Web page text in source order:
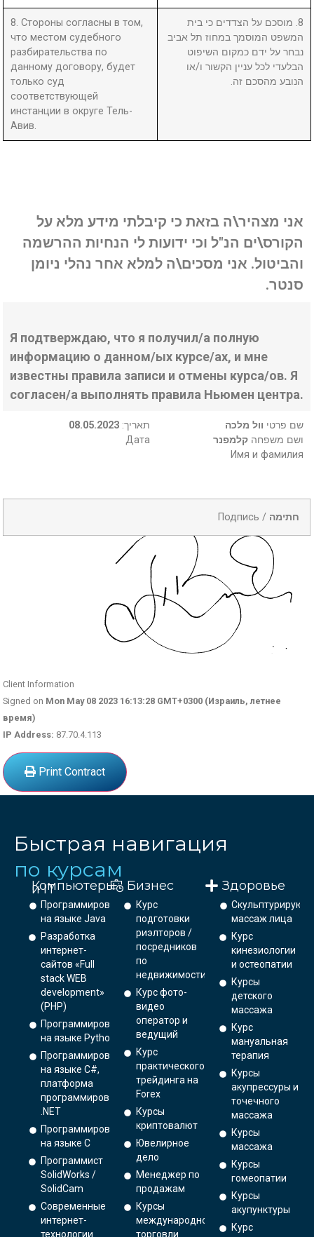
8. Стороны согласны в том,
что местом судебного
разбирательства по
данному договору, будет
только суд
соответствующей
инстанции в округе Тель-
Авив.
8. מוסכם על הצדדים כי בית
המשפט המוסמך במחוז תל אביב
נבחר על ידם כמקום השיפוט
הבלעדי לכל עניין הקשור ו/או
הנובע מהסכם זה.
אני מצהיר\ה בזאת כי קיבלתי מידע מלא על
הקורס\ים הנ"ל וכי ידועות לי הנחיות ההרשמה
והביטול. אני מסכים\ה למלא אחר נהלי ניומן
סנטר.
Я подтверждаю, что я получил/а полную
информацию о данном/ых курсе/ах, и мне
известны правила записи и отмены курса/ов. Я
согласен/а выполнять правила Ньюмен центра.
08.05.2023 :תאריך
Дата
שם פרטי וול מלכה
ושם משפחה קלמפנר
Имя и фамилия
Подпись / חתימה
Client Information
Signed on Mon May 08 2023 16:13:28 GMT+0300 (Израиль, летнее
время)
IP Address: 87.70.4.113
Print Contract
Быстрая навигация
по курсам
Компьютеры
и IT
Программирование
на языке Java
Разработка
интернет-
сайтов «Full
stack WEB
development»
(PHP)
Программирование
на языке Python.
Программирование
на языке C#,
платформа
программирования
.NET
Программирование
на языке С
Программист
SolidWorks /
SolidCam
Современные
интернет-
технологии
Бизнес
Курс
подготовки
риэлторов /
посредников
по
недвижимости
Курс фото-
видео
оператор и
ведущий
Курс
практического
трейдинга на
Forex
Курсы
криптовалют
Ювелирное
дело
Менеджер по
продажам
Курсы
международной
торговли
Здоровье
массаж лица
Курс
кинезиологии
и остеопатии
Курсы
детского
массажа
Курс
мануальная
терапия
Курсы
акупрессуры и
точечного
массажа
Курсы
массажа
Курсы
гомеопатии
Курсы
акупунктуры
Курс